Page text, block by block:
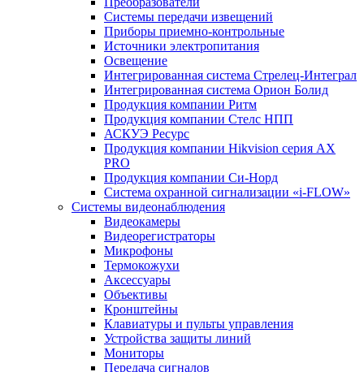
Системы передачи извещений
Приборы приемно-контрольные
Источники электропитания
Освещение
Интегрированная система Стрелец-Интеграл
Интегрированная система Орион Болид
Продукция компании Ритм
Продукция компании Стелс НПП
АСКУЭ Ресурс
Продукция компании Hikvision серия AX
PRO
Продукция компании Си-Норд
Система охранной сигнализации «i-FLOW»
Системы видеонаблюдения
Видеокамеры
Видеорегистраторы
Микрофоны
Термокожухи
Аксессуары
Объективы
Кронштейны
Клавиатуры и пульты управления
Устройства защиты линий
Мониторы
Передача сигналов